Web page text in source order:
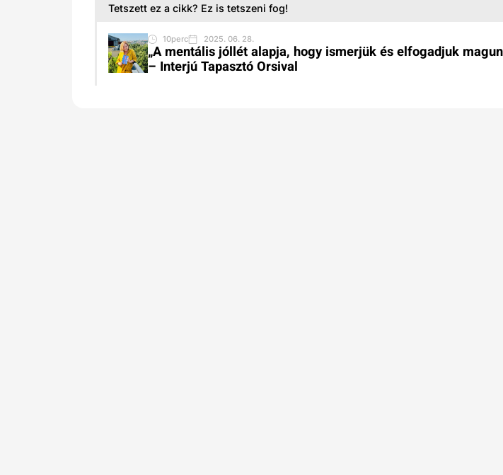
Tetszett ez a cikk? Ez is tetszeni fog!
10perc 2025. 06. 28.
„A mentális jóllét alapja, hogy ismerjük és elfogadjuk
– Interjú Tapasztó Orsival